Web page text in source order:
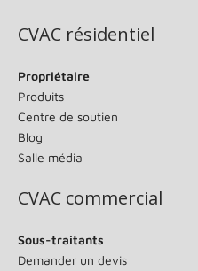
CVAC résidentiel
Propriétaire
Produits
Centre de soutien
Blog
Salle média
CVAC commercial
Sous-traitants
Demander un devis